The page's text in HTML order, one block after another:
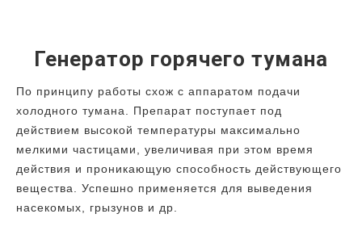
Генератор горячего тумана
По принципу работы схож с аппаратом подачи
холодного тумана. Препарат поступает под
действием высокой температуры максимально
мелкими частицами, увеличивая при этом время
действия и проникающую способность действующего
вещества. Успешно применяется для выведения
насекомых, грызунов и др.